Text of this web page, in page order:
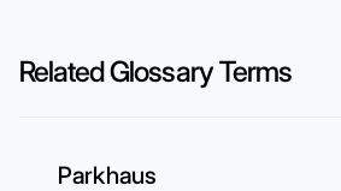
Related Glossary Terms
Parkhaus